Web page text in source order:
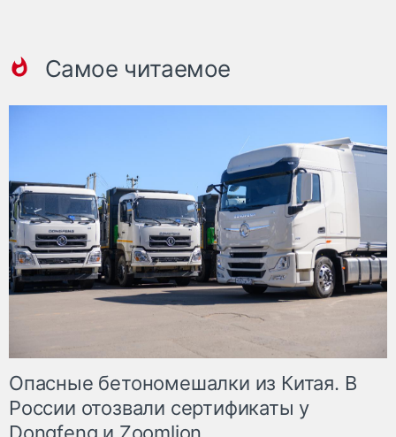
Самое читаемое
Опасные бетономешалки из Китая. В
России отозвали сертификаты у
Dongfeng и Zoomlion